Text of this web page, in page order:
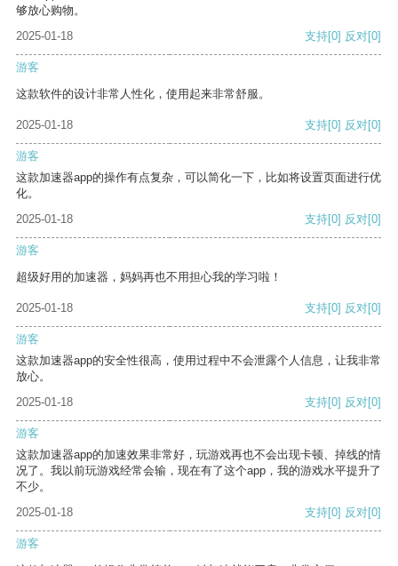
够放心购物。
2025-01-18
支持[0] 反对[0]
游客
这款软件的设计非常人性化，使用起来非常舒服。
2025-01-18 支持[0] 反对[0]
游客
这款加速器app的操作有点复杂，可以简化一下，比如将设置页面进行优
化。
2025-01-18
支持[0] 反对[0]
游客
超级好用的加速器，妈妈再也不用担心我的学习啦！
2025-01-18 支持[0] 反对[0]
游客
这款加速器app的安全性很高，使用过程中不会泄露个人信息，让我非常
放心。
2025-01-18
支持[0] 反对[0]
游客
这款加速器app的加速效果非常好，玩游戏再也不会出现卡顿、掉线的情
况了。我以前玩游戏经常会输，现在有了这个app，我的游戏水平提升了
不少。
2025-01-18
支持[0] 反对[0]
游客